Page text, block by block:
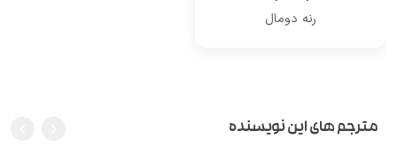
رنه دومال
مترجم های این نویسنده